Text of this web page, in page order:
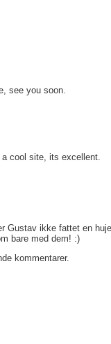
see you soon.
cool site, its excellent.
Gustav ikke fattet en
bare med dem! :)
kommentarer.